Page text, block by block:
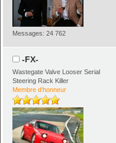
Messages: 24 762
-FX-
Wastegate Valve Looser Serial
Steering Rack Killer
Membre d'honneur